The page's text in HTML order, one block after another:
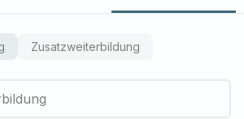
Zusatzweiterbildung